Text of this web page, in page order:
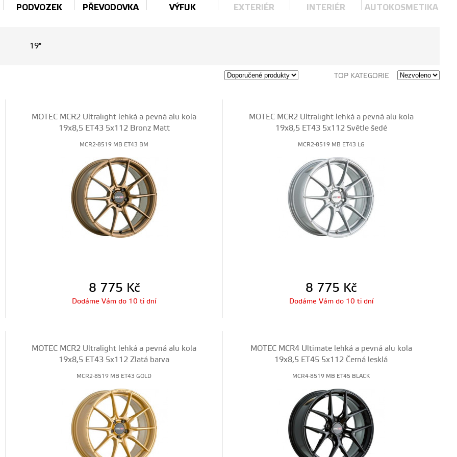
PODVOZEK PŘEVODOVKA VÝFUK EXTERIÉR INTERIÉR AUTOKOSMETIKA
19"
TOP KATEGORIE
MOTEC MCR2 Ultralight lehká a pevná alu kola
19x8,5 ET43 5x112 Bronz Matt
MCR2-8519 MB ET43 BM
8 775 Kč
Dodáme Vám do 10 ti dní
MOTEC MCR2 Ultralight lehká a pevná alu kola
19x8,5 ET43 5x112 Světle šedé
MCR2-8519 MB ET43 LG
8 775 Kč
Dodáme Vám do 10 ti dní
MOTEC MCR2 Ultralight lehká a pevná alu kola
19x8,5 ET43 5x112 Zlatá barva
MCR2-8519 MB ET43 GOLD
MOTEC MCR4 Ultimate lehká a pevná alu kola
19x8,5 ET45 5x112 Černá lesklá
MCR4-8519 MB ET45 BLACK